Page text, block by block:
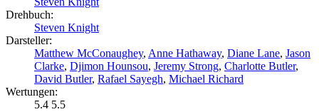
Drehbuch:
Steven Knight
Darsteller:
Matthew McConaughey, Anne Hathaway, Diane Lane, Jason
Clarke, Djimon Hounsou, Jeremy Strong, Charlotte Butler,
David Butler, Rafael Sayegh, Michael Richard
Wertungen:
5.4 5.5